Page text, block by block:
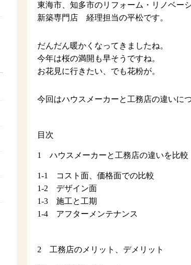
東海市、知多市のリフォーム・リノベー
新築専門店 経理担当の平松です。
だんだん暖かくなってきましたね。
今年は桜の満開も早そうですね。
お花見に行きたい、でも花粉が。
今回はハウスメーカーと工務店の違いに
目次
1 ハウスメーカーと工務店の違いを比
1-1 コスト面、価格面での比較
1-2 デザイン面
1-3 施工と工期
1-4 アフターメンテナンス
2 工務店のメリット、デメリット